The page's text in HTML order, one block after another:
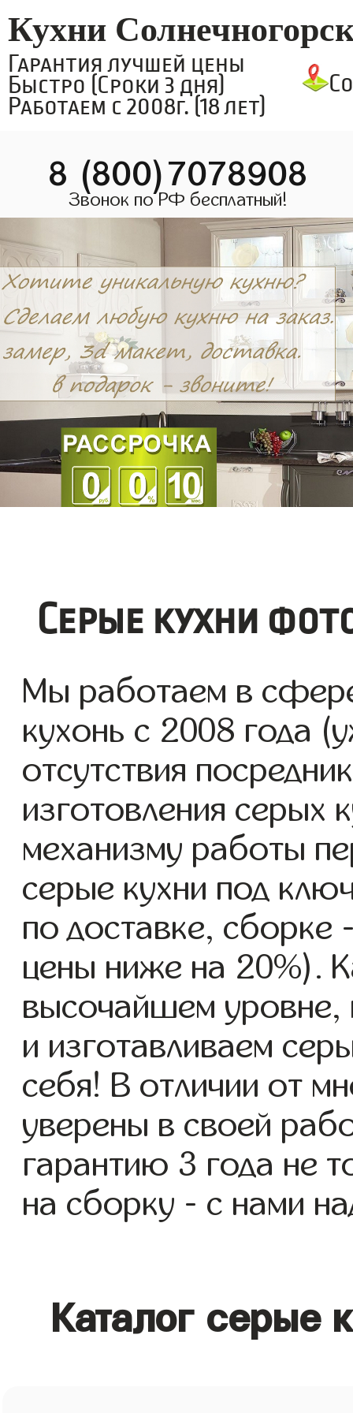
Кухни
Гарантия лучшей цены
Быстро (Сроки 3 дня)
Работаем с 2008г. (18 лет)
8 (800)7078908
Звонок по РФ бесплатный!
Серые кухни
Мы работаем в
кухонь с 2008 года
отсутствия
изготовления серых
механизму работы
серые кухни под
по доставке, сборке
цены ниже на 20%).
высочайшем
и изготавливаем
себя! В отличии от
уверены в своей
гарантию 3 года не
на сборку - с нами
Каталог серые